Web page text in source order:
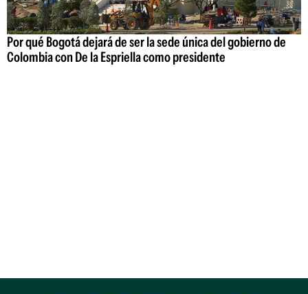
Por qué Bogotá dejará de ser la sede única del gobierno de
Colombia con De la Espriella como presidente